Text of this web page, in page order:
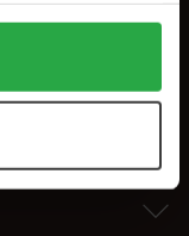
accepterar du
kan anpassa
helst återkalla